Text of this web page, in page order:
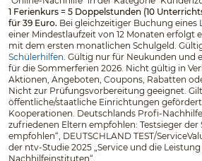
1 Ferienkurs = 5 Doppelstunden (10
für 39 Euro. Bei gleichzeitiger Buchung eines
einer Mindestlaufzeit von 12 Monaten erfolgt
mit dem ersten monatlichen Schulgeld.
Schülerhilfen. Gültig nur für Neukunden und
für die Sommerferien 2026. Nicht gültig in
Aktionen, Angeboten, Coupons, Rabatten
Nicht zur Prüfungsvorbereitung geeignet.
öffentliche/staatliche Einrichtungen
Kooperationen. Deutschlands Profi-Nachhilfe
zufriedenen Eltern empfohlen: Testsieger der
empfohlen“, DEUTSCHLAND TEST/
der ntv-Studie 2025 „Service und die
Nachhilfeinstituten“.